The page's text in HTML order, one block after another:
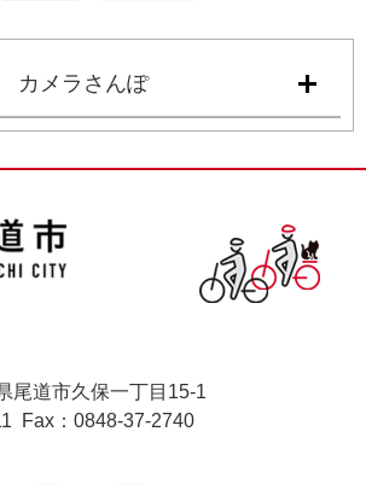
カメラさんぽ
尾道市久保一丁目15-1
Fax：0848-37-2740